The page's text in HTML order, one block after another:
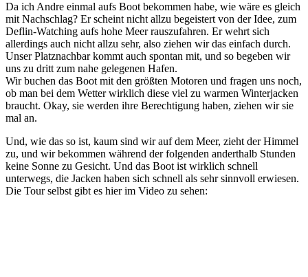
Da ich Andre einmal aufs Boot bekommen habe, wie wäre es gleich
mit Nachschlag? Er scheint nicht allzu begeistert von der Idee, zum
Deflin-Watching aufs hohe Meer rauszufahren. Er wehrt sich
allerdings auch nicht allzu sehr, also ziehen wir das einfach durch.
Unser Platznachbar kommt auch spontan mit, und so begeben wir
uns zu dritt zum nahe gelegenen Hafen.
Wir buchen das Boot mit den größten Motoren und fragen uns noch,
ob man bei dem Wetter wirklich diese viel zu warmen Winterjacken
braucht. Okay, sie werden ihre Berechtigung haben, ziehen wir sie
mal an.
Und, wie das so ist, kaum sind wir auf dem Meer, zieht der Himmel
zu, und wir bekommen während der folgenden anderthalb Stunden
keine Sonne zu Gesicht. Und das Boot ist wirklich schnell
unterwegs, die Jacken haben sich schnell als sehr sinnvoll erwiesen.
Die Tour selbst gibt es hier im Video zu sehen: